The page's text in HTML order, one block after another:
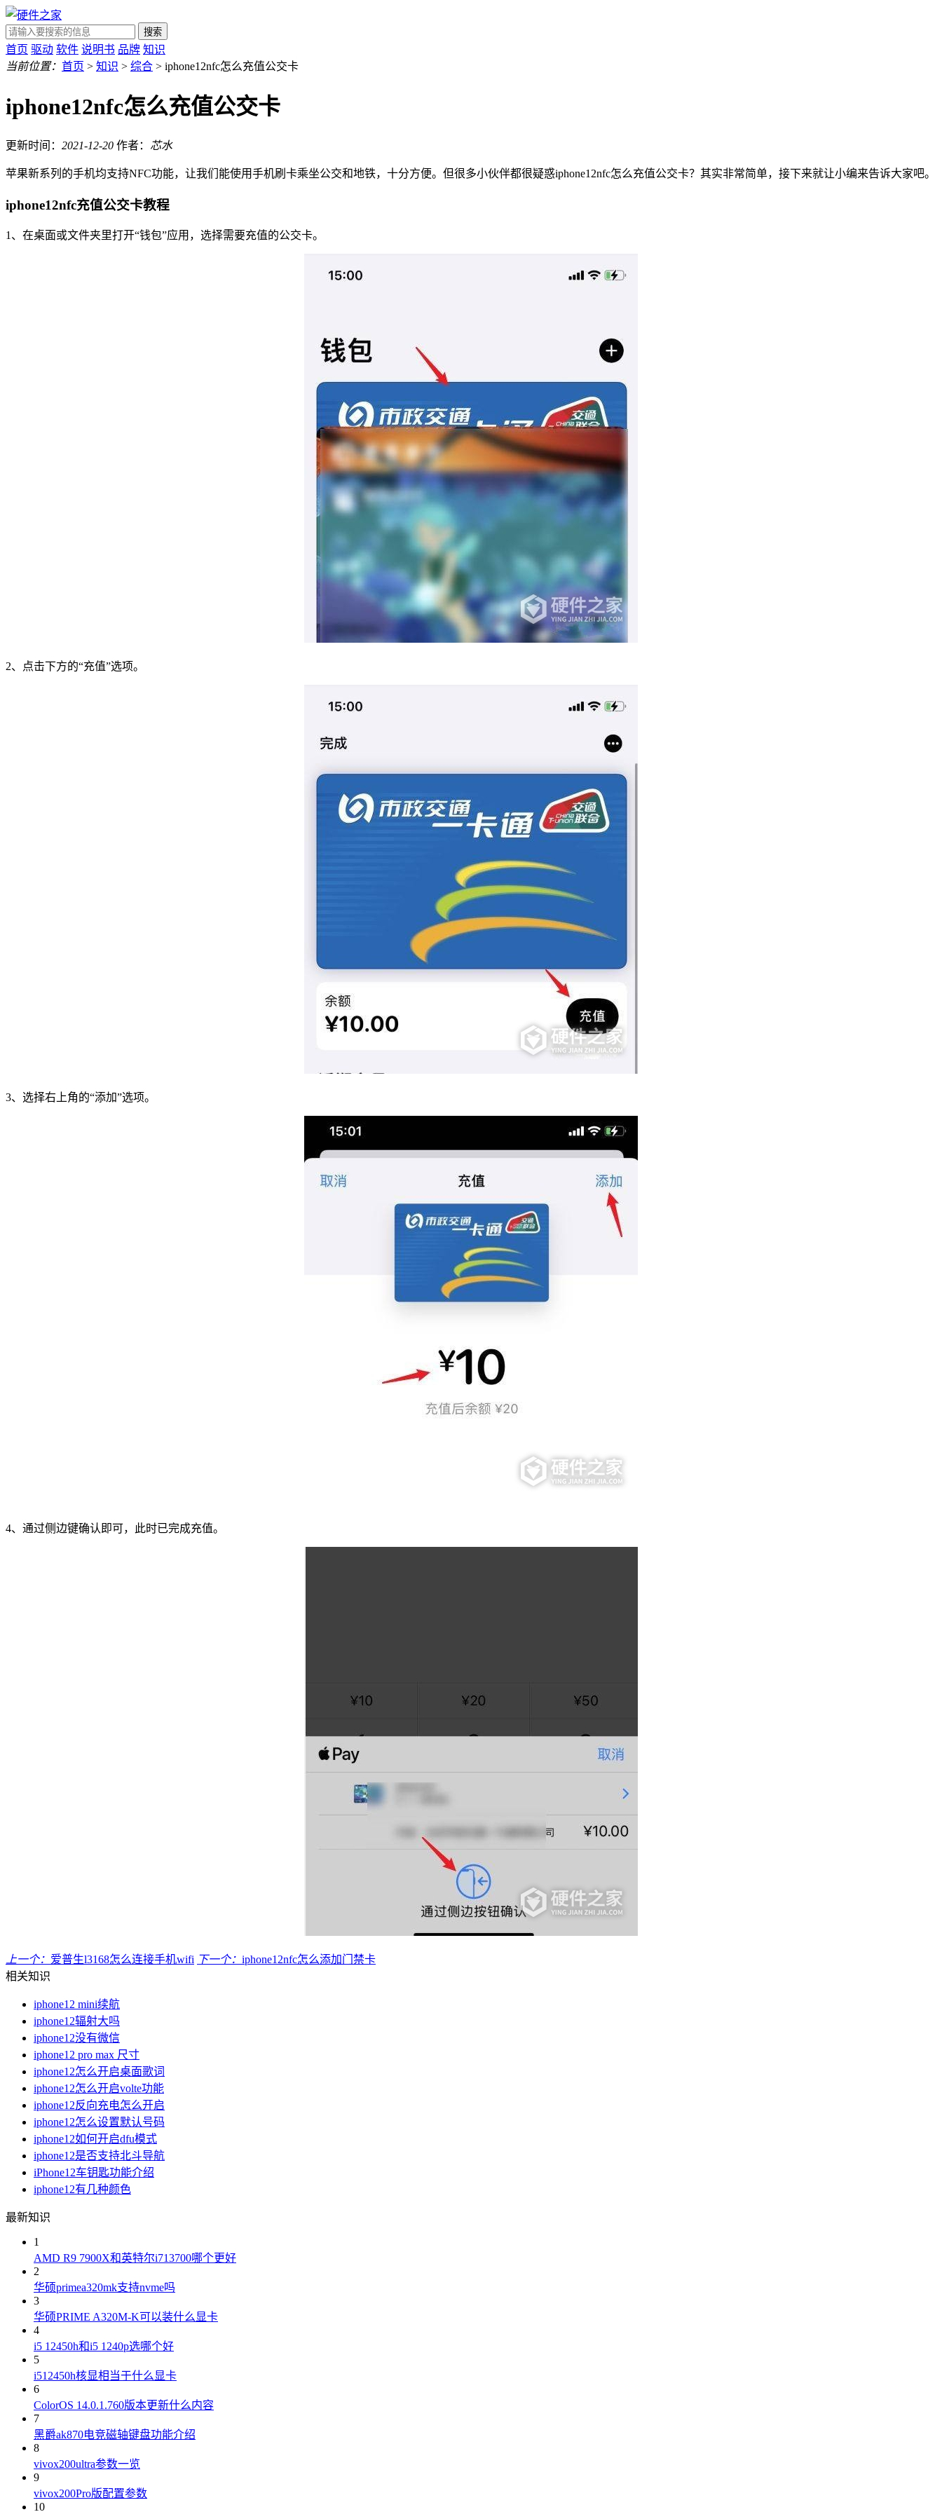
搜索
首页 驱动 软件 说明书 品牌 知识
当前位置： 首页 > 知识 > 综合 > iphone12nfc怎么充值公交卡
iphone12nfc怎么充值公交卡
更新时间： 2021-12-20 作者： 芯水
苹果新系列的手机均支持NFC功能，让我们能使用手机刷卡乘坐公交和地铁，十分方便。但很多小伙伴都很疑惑iphone12nfc怎么充值公交卡？其实非常简单，接下来就让小编来告诉大家吧。
iphone12nfc充值公交卡教程
1、在桌面或文件夹里打开“钱包”应用，选择需要充值的公交卡。
2、点击下方的“充值”选项。
3、选择右上角的“添加”选项。
4、通过侧边键确认即可，此时已完成充值。
上一个： 爱普生l3168怎么连接手机wifi 下一个： iphone12nfc怎么添加门禁卡
相关知识
iphone12 mini续航
iphone12辐射大吗
iphone12没有微信
iphone12 pro max 尺寸
iphone12怎么开启桌面歌词
iphone12怎么开启volte功能
iphone12反向充电怎么开启
iphone12怎么设置默认号码
iphone12如何开启dfu模式
iphone12是否支持北斗导航
iPhone12车钥匙功能介绍
iphone12有几种颜色
最新知识
1
AMD R9 7900X和英特尔i713700哪个更好
2
华硕primea320mk支持nvme吗
3
华硕PRIME A320M-K可以装什么显卡
4
i5 12450h和i5 1240p选哪个好
5
i512450h核显相当于什么显卡
6
ColorOS 14.0.1.760版本更新什么内容
7
黑爵ak870电竞磁轴键盘功能介绍
8
vivox200ultra参数一览
9
vivox200Pro版配置参数
10